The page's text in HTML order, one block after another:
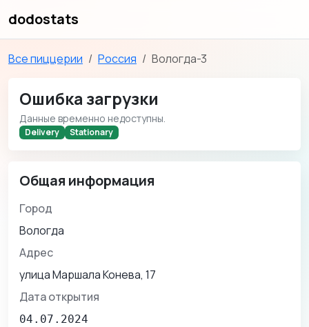
dodostats
Все пиццерии Россия Вологда-3
Ошибка загрузки
Данные временно недоступны.
Delivery Stationary
Общая информация
Город
Вологда
Адрес
улица Маршала Конева, 17
Дата открытия
04.07.2024